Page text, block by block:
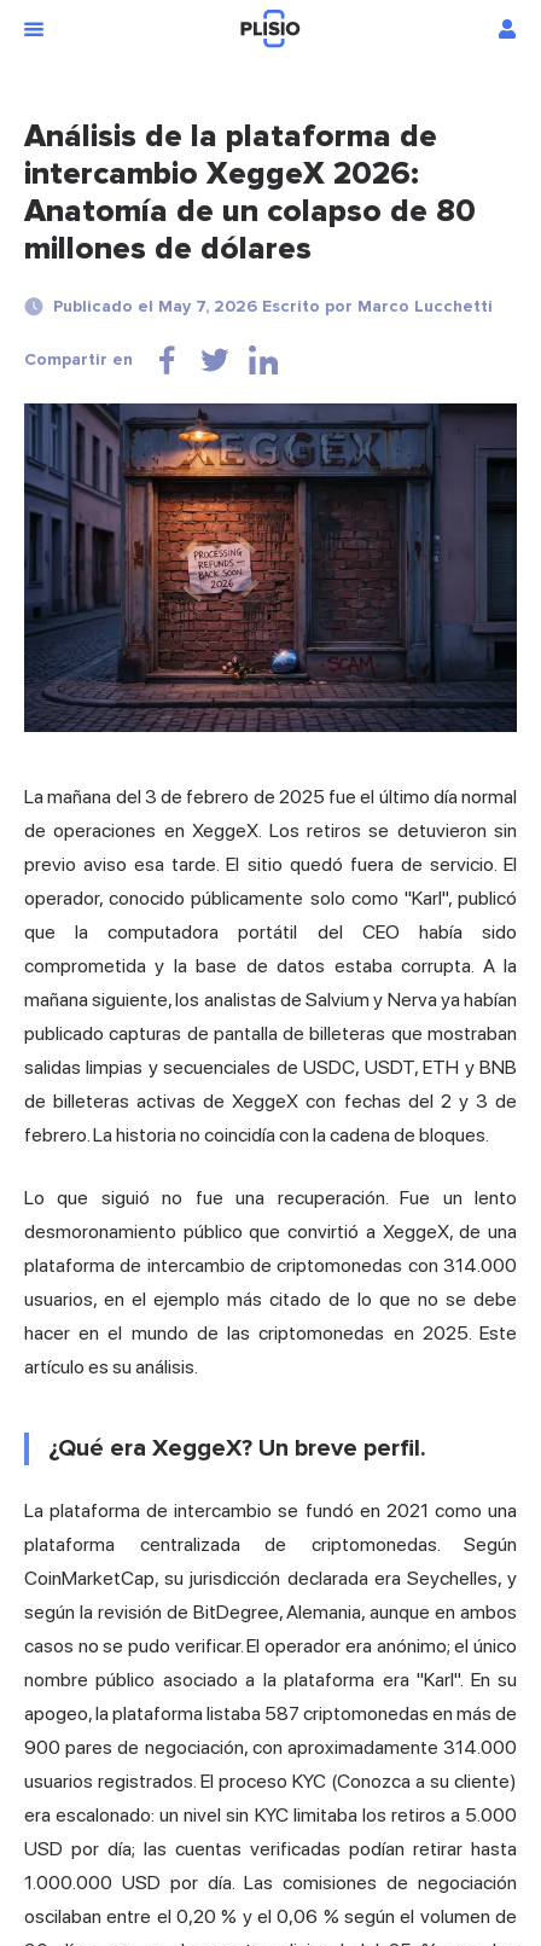
Análisis de la plataforma de
intercambio XeggeX 2026:
Anatomía de un colapso de 80
millones de dólares
Publicado el May 7, 2026 Escrito por Marco Lucchetti
Compartir en
La mañana del 3 de febrero de 2025 fue el último día normal
de operaciones en XeggeX. Los retiros se detuvieron sin
previo aviso esa tarde. El sitio quedó fuera de servicio. El
operador, conocido públicamente solo como "Karl", publicó
que la computadora portátil del CEO había sido
comprometida y la base de datos estaba corrupta. A la
mañana siguiente, los analistas de Salvium y Nerva ya habían
publicado capturas de pantalla de billeteras que mostraban
salidas limpias y secuenciales de USDC, USDT, ETH y BNB
de billeteras activas de XeggeX con fechas del 2 y 3 de
febrero. La historia no coincidía con la cadena de bloques.
Lo que siguió no fue una recuperación. Fue un lento
desmoronamiento público que convirtió a XeggeX, de una
plataforma de intercambio de criptomonedas con 314.000
usuarios, en el ejemplo más citado de lo que no se debe
hacer en el mundo de las criptomonedas en 2025. Este
artículo es su análisis.
¿Qué era XeggeX? Un breve perfil.
La plataforma de intercambio se fundó en 2021 como una
plataforma centralizada de criptomonedas. Según
CoinMarketCap, su jurisdicción declarada era Seychelles, y
según la revisión de BitDegree, Alemania, aunque en ambos
casos no se pudo verificar. El operador era anónimo; el único
nombre público asociado a la plataforma era "Karl". En su
apogeo, la plataforma listaba 587 criptomonedas en más de
900 pares de negociación, con aproximadamente 314.000
usuarios registrados. El proceso KYC (Conozca a su cliente)
era escalonado: un nivel sin KYC limitaba los retiros a 5.000
USD por día; las cuentas verificadas podían retirar hasta
1.000.000 USD por día. Las comisiones de negociación
oscilaban entre el 0,20 % y el 0,06 % según el volumen de